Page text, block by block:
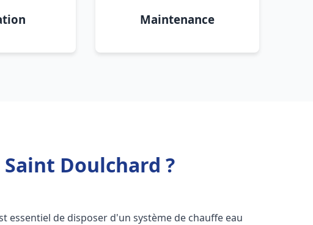
Maintenance
Doulchard ?
essentiel de disposer d'un système de chauffe eau